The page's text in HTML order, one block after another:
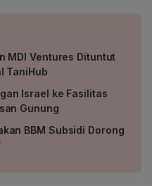
MDI Ventures Dituntut
TaniHub
Israel ke Fasilitas
Gunung
BBM Subsidi Dorong